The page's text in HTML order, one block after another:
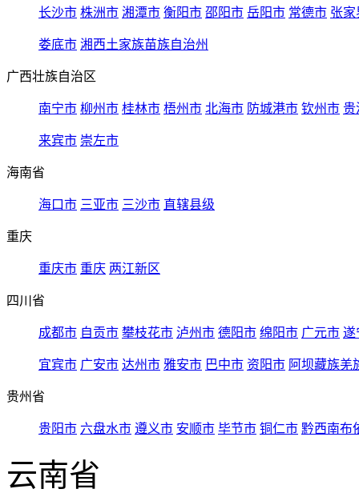
长沙市 株洲市 湘潭市 衡阳市 邵阳市 岳阳市 常德市 张家
娄底市 湘西土家族苗族自治州
广西壮族自治区
南宁市 柳州市 桂林市 梧州市 北海市 防城港市 钦州市 贵
来宾市 崇左市
海南省
海口市 三亚市 三沙市 直辖县级
重庆
重庆市 重庆 两江新区
四川省
成都市 自贡市 攀枝花市 泸州市 德阳市 绵阳市 广元市 遂
宜宾市 广安市 达州市 雅安市 巴中市 资阳市 阿坝藏族羌
贵州省
贵阳市 六盘水市 遵义市 安顺市 毕节市 铜仁市 黔西南布
云南省